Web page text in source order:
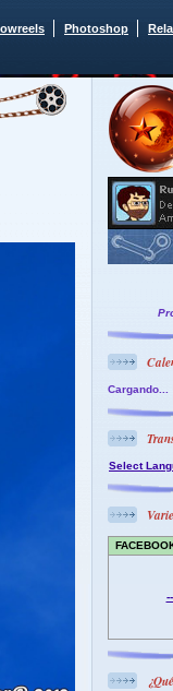
Photoshop
Cargando...
Select